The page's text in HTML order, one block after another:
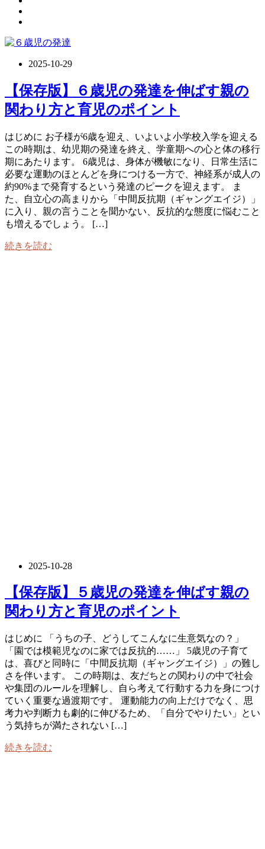
2025-10-29
【保存版】６歳児の発達を伸ばす親の
関わり方と育児のポイント
はじめに お子様が6歳を迎え、いよいよ小学校入学を迎える
この時期は、幼児期の発達を終え、学童期への心と体の移行
期にあたります。 6歳児は、身体が機敏になり、日常生活に
必要な運動のほとんどを身につける一方で、神経系が成人の
約90%まで発育するという発達のピークを迎えます。 ま
た、自立心の高まりから「中間反抗期（ギャングエイジ）」
に入り、親の言うことを聞かない、反抗的な態度に悩むこと
も増えるでしょう。 […]
続きを読む
2025-10-28
【保存版】５歳児の発達を伸ばす親の
関わり方と育児のポイント
はじめに 「うちの子、どうしてこんなに生意気なの？」
「園では模範児なのに家では反抗的……」 5歳児の子育て
は、喜びと同時に「中間反抗期（ギャングエイジ）」の難し
さを伴います。 この時期は、友だちとの関わりの中で社会
や集団のルールを理解し、自ら考えて行動する力を身につけ
ていく重要な過渡期です。 運動能力の向上だけでなく、思
考力や判断力も劇的に伸びるため、「自分でやりたい」とい
う気持ちが満たされない […]
続きを読む